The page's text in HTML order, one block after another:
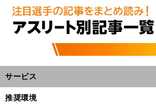
サービス
推奨環境